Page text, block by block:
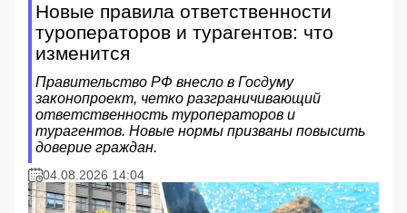
Новые правила ответственности
туроператоров и турагентов: что
изменится
Правительство РФ внесло в Госдуму
законопроект, четко разграничивающий
ответственность туроператоров и
турагентов. Новые нормы призваны повысить
доверие граждан.
04.08.2026 14:04